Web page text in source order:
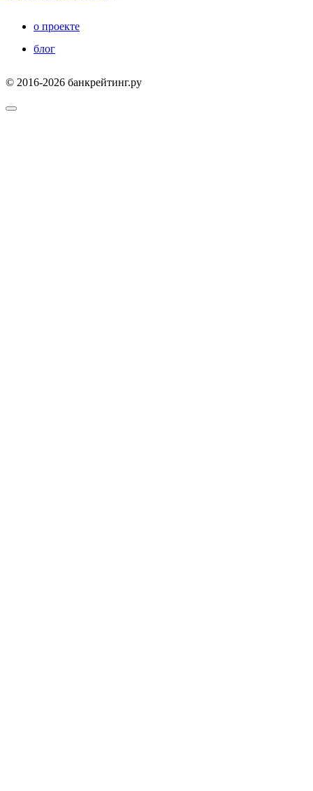
о проекте
блог
© 2016-2026 банкрейтинг.ру